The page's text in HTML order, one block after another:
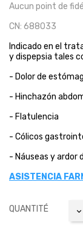
Aucun point de
CN: 688033
Indicado en el
y dispepsia tales
- Dolor de
- Hinchazón
- Flatulencia
- Cólicos
- Náuseas y ardor
ASISTENCIA
QUANTITÉ